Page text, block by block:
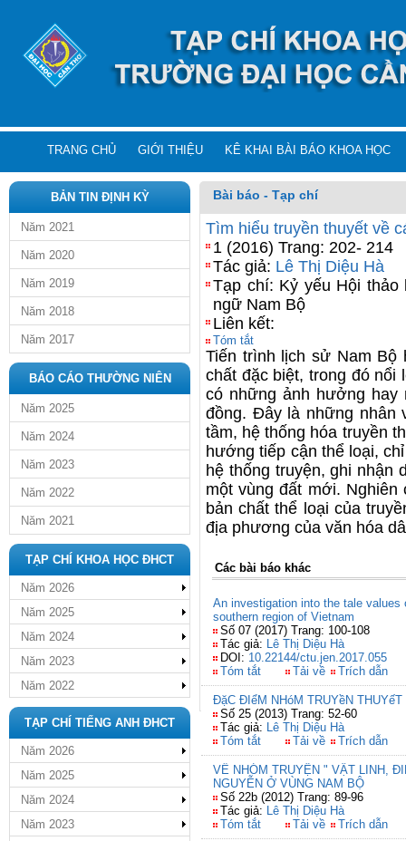
TRANG CHỦ GIỚI THIỆU KÊ KHAI BÀI BÁO KHOA HỌC
BẢN TIN ĐỊNH KỲ
Năm 2021
Năm 2020
Năm 2019
Năm 2018
Năm 2017
BÁO CÁO THƯỜNG NIÊN
Năm 2025
Năm 2024
Năm 2023
Năm 2022
Năm 2021
TẠP CHÍ KHOA HỌC ĐHCT
Năm 2026
Năm 2025
Năm 2024
Năm 2023
Năm 2022
TẠP CHÍ TIẾNG ANH ĐHCT
Năm 2026
Năm 2025
Năm 2024
Năm 2023
Bài báo - Tạp chí
Tìm hiểu truyền thuyết về
1 (2016) Trang: 202- 214
Tác giả: Lê Thị Diệu Hà
Tạp chí: Kỷ yếu Hội
ngữ Nam Bộ
Liên kết:
Tóm tắt
Tiến trình lịch sử Nam
chất đặc biệt, trong đó nổi
có những ảnh hưởng hay
đồng. Đây là những nhân
tầm, hệ thống hóa truyền
hướng tiếp cận thể loại,
hệ thống truyện, ghi nhận
một vùng đất mới.
bản chất thể loại của
địa phương của văn hóa
Các bài báo khác
An investigation into the tale values
southern region of Vietnam
Số 07 (2017) Trang: 100-108
Tác giả: Lê Thị Diệu Hà
DOI: 10.22144/ctu.jen.2017.055
Tóm tắt
Tải về Trích dẫn
ĐặC ĐIểM NHóM TRUYềN
Số 25 (2013) Trang: 52-60
Tác giả: Lê Thị Diệu Hà
Tóm tắt
Tải về Trích dẫn
VỀ NHÓM TRUYỆN " VẬT LINH,
NGUYỄN Ở VÙNG NAM BỘ
Số 22b (2012) Trang: 89-96
Tác giả: Lê Thị Diệu Hà
Tóm tắt
Tải về Trích dẫn